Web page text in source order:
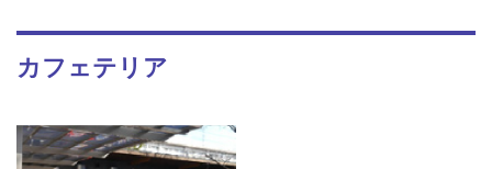
カフェテリア